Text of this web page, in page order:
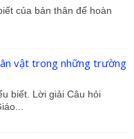
của bản thân để hoàn
vật trong những trường
biết. Lời giải Câu hỏi